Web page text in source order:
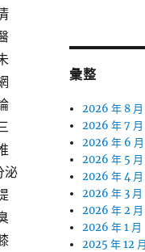
泌
彙整
2026 年 8 月
2026 年 7 月
2026 年 6 月
2026 年 5 月
2026 年 4 月
2026 年 3 月
2026 年 2 月
2026 年 1 月
2025 年 12 月